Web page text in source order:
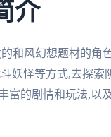
介
的和风幻想题材的
妖怪等方式,去探
富的剧情和玩法,以